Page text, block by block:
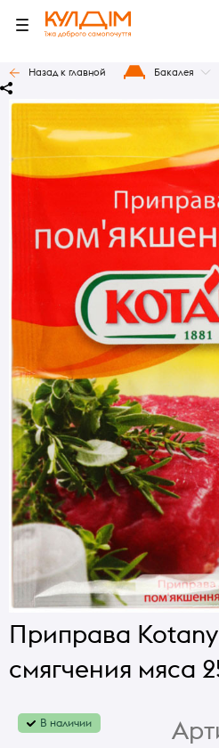
Назад к главной Бакалея
Приправа
смягчения мяса
В наличии